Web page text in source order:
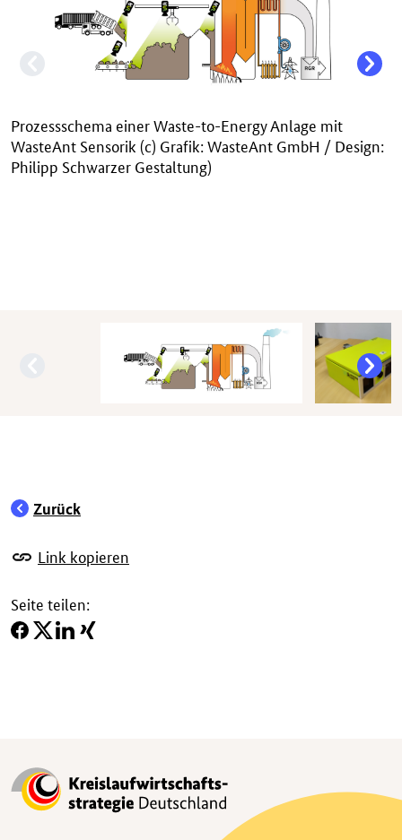
Prozessschema einer Waste-to-Energy Anlage mit
WasteAnt Sensorik (c) Grafik: WasteAnt GmbH / Design:
Philipp Schwarzer Gestaltung)
Zurück
Link kopieren
Seite teilen: